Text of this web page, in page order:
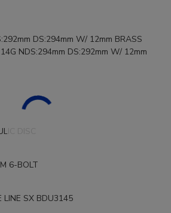
DS:294mm W/ 12mm BRASS
NDS:294mm DS:292mm W/ 12mm
DISC
6-BOLT
LINE SX BDU3145